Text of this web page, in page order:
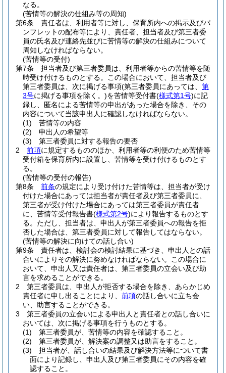
なる。
(苦情等の解決の仕組み等の周知)
第6条
責任者は、利用者等に対し、保育所内への掲示及びパ
ンフレットの配布等により、責任者、担当者及び第三者委
員の氏名及び連絡先並びに苦情等の解決の仕組みについて
周知しなければならない。
(苦情等の受付)
第7条
担当者及び第三者委員は、利用者等からの苦情等を随
時受け付けるものとする。
この場合において、担当者及び
第三者委員は、次に掲げる事項(第三者委員にあっては、 第
3号に掲げる事項を除く。)を苦情等受付書(様式第1号)に記
録し、匿名による苦情等の申出があった場合を除き、その
内容について当該申出人に確認しなければならない。
(1)
苦情等の内容
(2)
申出人の希望等
(3)
第三者委員に対する報告の要否
2
前項に規定するもののほか、利用者等の利便のため苦情等
受付箱を保育所内に設置し、苦情等を受け付けるものとす
る。
(苦情等の受付の報告)
第8条
前条の規定により受け付けた苦情等は、担当者が受け
付けた場合にあっては担当者が責任者及び第三者委員に、
第三者が受け付けた場合にあっては第三者委員が責任者
に、苦情等受付報告書(様式第2号)により報告するものとす
る。 ただし、担当者は、申出人が第三者委員への報告を拒
否した場合は、第三者委員に対して報告してはならない。
(苦情等の解決に向けての話し合い)
第9条
責任者は、検討会の検討結果に基づき、申出人との話
合いによりその解決に努めなければならない。
この場合に
おいて、申出人又は責任者は、第三者委員の立会い及び助
言を求めることができる。
2
第三者委員は、申出人が拒否する場合を除き、あらかじめ
責任者に申し出ることにより、 前項の話し合いに立ち会
い、助言することができる。
3
第三者委員の立会いによる申出人と責任者との話し合いに
おいては、次に掲げる事項を行うものとする。
(1)
第三者委員が、苦情等の内容を確認すること。
(2)
第三者委員が、解決案の調整又は助言をすること。
(3)
担当者が、話し合いの結果及び解決方法等について書
面により記録し、申出人及び第三者委員にその内容を確
認すること。